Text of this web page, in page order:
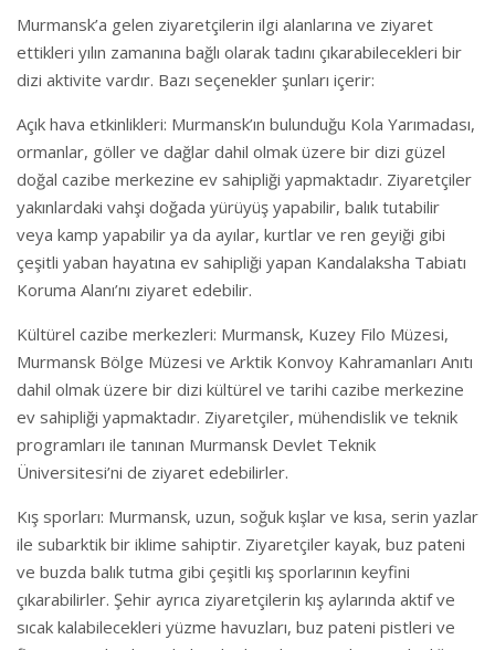
Murmansk’a gelen ziyaretçilerin ilgi alanlarına ve ziyaret
ettikleri yılın zamanına bağlı olarak tadını çıkarabilecekleri bir
dizi aktivite vardır. Bazı seçenekler şunları içerir:
Açık hava etkinlikleri: Murmansk’ın bulunduğu Kola Yarımadası,
ormanlar, göller ve dağlar dahil olmak üzere bir dizi güzel
doğal cazibe merkezine ev sahipliği yapmaktadır. Ziyaretçiler
yakınlardaki vahşi doğada yürüyüş yapabilir, balık tutabilir
veya kamp yapabilir ya da ayılar, kurtlar ve ren geyiği gibi
çeşitli yaban hayatına ev sahipliği yapan Kandalaksha Tabiatı
Koruma Alanı’nı ziyaret edebilir.
Kültürel cazibe merkezleri: Murmansk, Kuzey Filo Müzesi,
Murmansk Bölge Müzesi ve Arktik Konvoy Kahramanları Anıtı
dahil olmak üzere bir dizi kültürel ve tarihi cazibe merkezine
ev sahipliği yapmaktadır. Ziyaretçiler, mühendislik ve teknik
programları ile tanınan Murmansk Devlet Teknik
Üniversitesi’ni de ziyaret edebilirler.
Kış sporları: Murmansk, uzun, soğuk kışlar ve kısa, serin yazlar
ile subarktik bir iklime sahiptir. Ziyaretçiler kayak, buz pateni
ve buzda balık tutma gibi çeşitli kış sporlarının keyfini
çıkarabilirler. Şehir ayrıca ziyaretçilerin kış aylarında aktif ve
sıcak kalabilecekleri yüzme havuzları, buz pateni pistleri ve